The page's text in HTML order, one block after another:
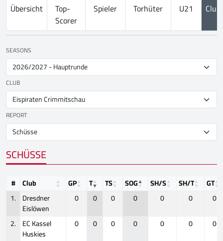
Übersicht
Top-
Scorer
Spieler Torhüter U21
SEASONS
CLUB
REPORT
SCHÜSSE
# Club GP T TS SOG SH/S SH/T
GT
1. Dresdner
Eislöwen
0 0 0 0 0 0
0
2. EC Kassel
Huskies
0 0 0 0 0 0
0